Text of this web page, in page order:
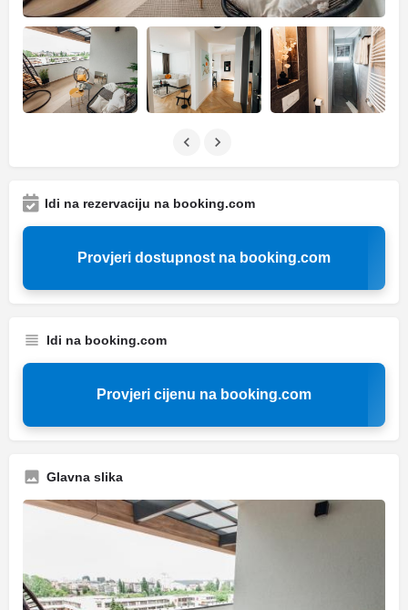
Idi na rezervaciju na booking.com
Provjeri dostupnost na booking.com
Idi na booking.com
Provjeri cijenu na booking.com
Glavna slika